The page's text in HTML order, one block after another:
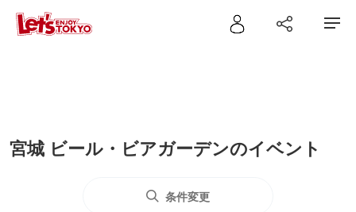
宮城 ビール・ビアガーデンのイベント
条件変更